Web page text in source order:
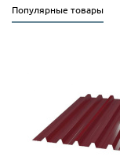
Популярные товары